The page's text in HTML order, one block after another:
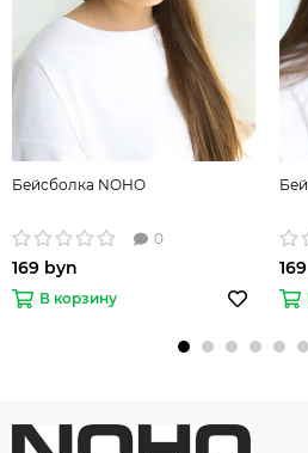
Бейсболка NOHO
0
169 byn
В корзину